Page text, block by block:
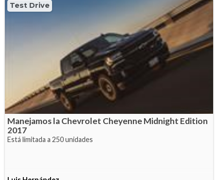
Test Drive
Manejamos la Chevrolet Cheyenne Midnight Edition
2017
Está limitada a 250 unidades